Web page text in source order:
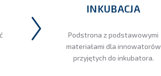
INKUBACJA
Podstrona z podstawowymi
materiałami dla innowatorów
przyjętych do inkubatora.